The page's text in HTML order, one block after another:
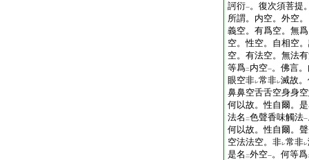
訶衍一。復次須菩提
所謂。内空。外空
義空。有爲空。無
空。性空。自相空
空。有法空。無法
等爲二 内空一。佛言
眼空非レ常非レ滅故
鼻鼻空舌舌空身身
何以故。性自爾。
法名 二色聲香味觸法一
何以故。性自爾。
空法法空。非レ常非レ
是名 二外空一。何等爲